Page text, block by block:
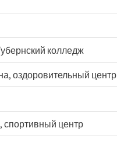
колледж
оздоровительный центр
спортивный центр